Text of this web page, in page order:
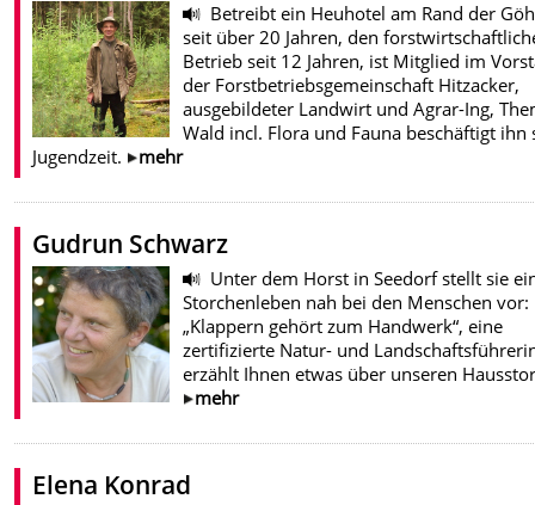
Betreibt ein Heuhotel am Rand der
seit über 20 Jahren, den
Betrieb seit 12 Jahren, ist Mitglied im
der Forstbetriebsgemeinschaft Hitzacker,
ausgebildeter Landwirt und Agrar-Ing,
Wald incl. Flora und Fauna beschäftigt ihn
Jugendzeit.
mehr
Gudrun Schwarz
Unter dem Horst in Seedorf stellt sie
Storchenleben nah bei den Menschen vor:
„Klappern gehört zum Handwerk“, eine
zertifizierte Natur- und
erzählt Ihnen etwas über unseren
mehr
Elena Konrad